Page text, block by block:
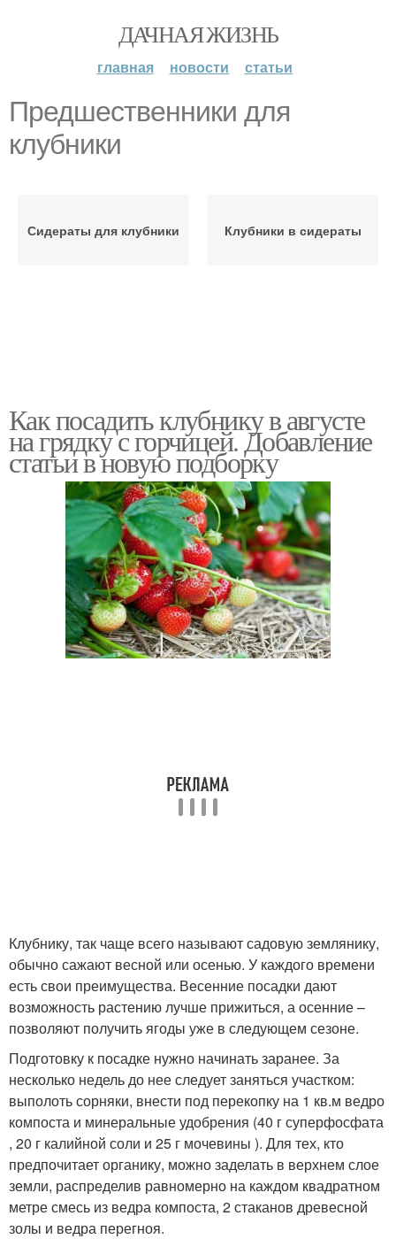
ДАЧНАЯ ЖИЗНЬ
главная новости статьи
Предшественники для
клубники
Сидераты для клубники Клубники в сидераты
Как посадить клубнику в августе
на грядку с горчицей. Добавление
статьи в новую подборку
Клубнику, так чаще всего называют садовую землянику,
обычно сажают весной или осенью. У каждого времени
есть свои преимущества. Весенние посадки дают
возможность растению лучше прижиться, а осенние –
позволяют получить ягоды уже в следующем сезоне.
Подготовку к посадке нужно начинать заранее. За
несколько недель до нее следует заняться участком:
выполоть сорняки, внести под перекопку на 1 кв.м ведро
компоста и минеральные удобрения (40 г суперфосфата
, 20 г калийной соли и 25 г мочевины ). Для тех, кто
предпочитает органику, можно заделать в верхнем слое
земли, распределив равномерно на каждом квадратном
метре смесь из ведра компоста, 2 стаканов древесной
золы и ведра перегноя.